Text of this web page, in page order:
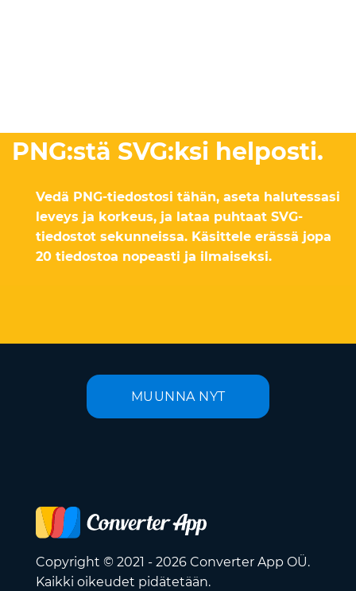
PNG:stä SVG:ksi helposti.
Vedä PNG-tiedostosi tähän, aseta halutessasi
leveys ja korkeus, ja lataa puhtaat SVG-
tiedostot sekunneissa. Käsittele erässä jopa
20 tiedostoa nopeasti ja ilmaiseksi.
MUUNNA NYT
Copyright © 2021 - 2026 Converter App OÜ.
Kaikki oikeudet pidätetään.